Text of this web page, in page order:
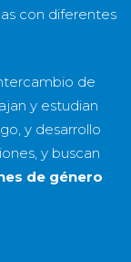
con diferentes
de
y estudian
y desarrollo
y buscan
de género